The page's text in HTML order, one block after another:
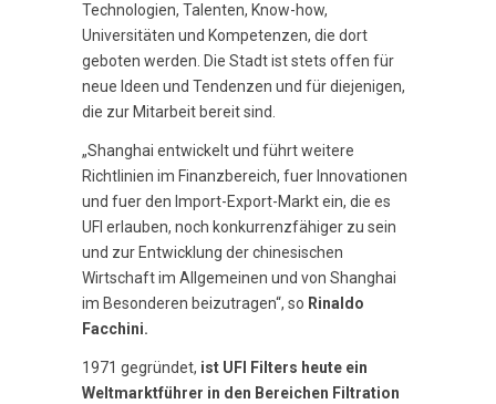
Technologien, Talenten, Know-how,
Universitäten und Kompetenzen, die dort
geboten werden. Die Stadt ist stets offen für
neue Ideen und Tendenzen und für diejenigen,
die zur Mitarbeit bereit sind.
„Shanghai entwickelt und führt weitere
Richtlinien im Finanzbereich, fuer Innovationen
und fuer den Import-Export-Markt ein, die es
UFI erlauben, noch konkurrenzfähiger zu sein
und zur Entwicklung der chinesischen
Wirtschaft im Allgemeinen und von Shanghai
im Besonderen beizutragen“, so Rinaldo
Facchini.
1971 gegründet, ist UFI Filters heute ein
Weltmarktführer in den Bereichen Filtration